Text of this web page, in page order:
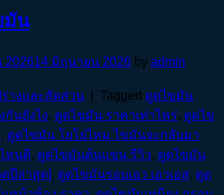
มัน
202614 มิถุนายน 2026 by admin
างและสัดส่วน Tagged ดูดไขมัน
กันยังไง, ดูดไขมัน ราคาเท่าไหร่, ดูดไข
, ดูดไขมัน โยโย่ไหม ไขมันจะกลับมา
หนดี, ดูดไขมันต้นแขน รีวิว, ดูดไขมัน
ปีล่าสุด], ดูดไขมันรอบเอว เอวเอส, ดูด